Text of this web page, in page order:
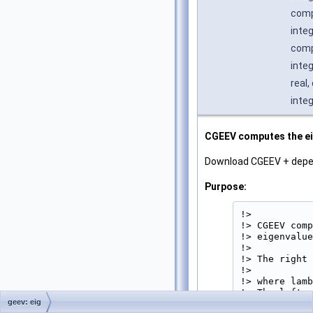
real,
CGEEV computes the
Download CGEEV +
Purpose:
!>
!> CGEEV
!>
!>
!> The
!>
!> where
!> The left
geev: eig